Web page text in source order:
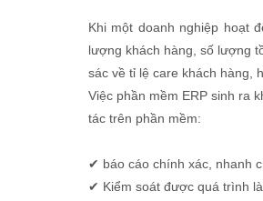
Khi một doanh nghiệp hoạt
lượng khách hàng, số lượng
sác về tỉ lệ care khách hàng,
Việc phần mềm ERP sinh ra
tác trên phần mềm:
✔ báo cáo chính xác, nhanh
✔ Kiểm soát được quá trình